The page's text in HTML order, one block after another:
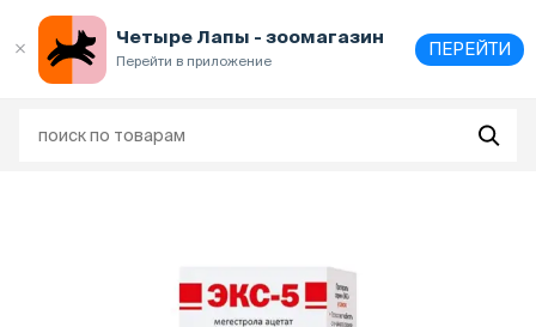
Четыре Лапы - зоомагазин
Перейти в приложение
ПЕРЕЙТИ